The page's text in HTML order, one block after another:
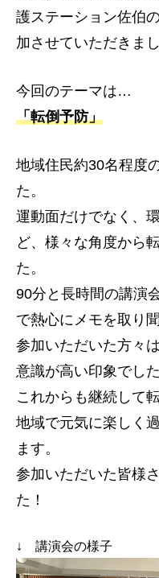
護ステーション佐伯
加させていただきまし
今回のテーマは…
「転倒予防」
地域住民約30名程度
た。
運動面だけでなく、
ど、様々な角度から
た。
90分と長時間の講演
で熱心にメモを取り
参加いただいた方々
意識が高い印象でした
これからも継続して
地域で元気に楽しく
ます。
参加いただいた皆様
た！
↓ 講演会の様子